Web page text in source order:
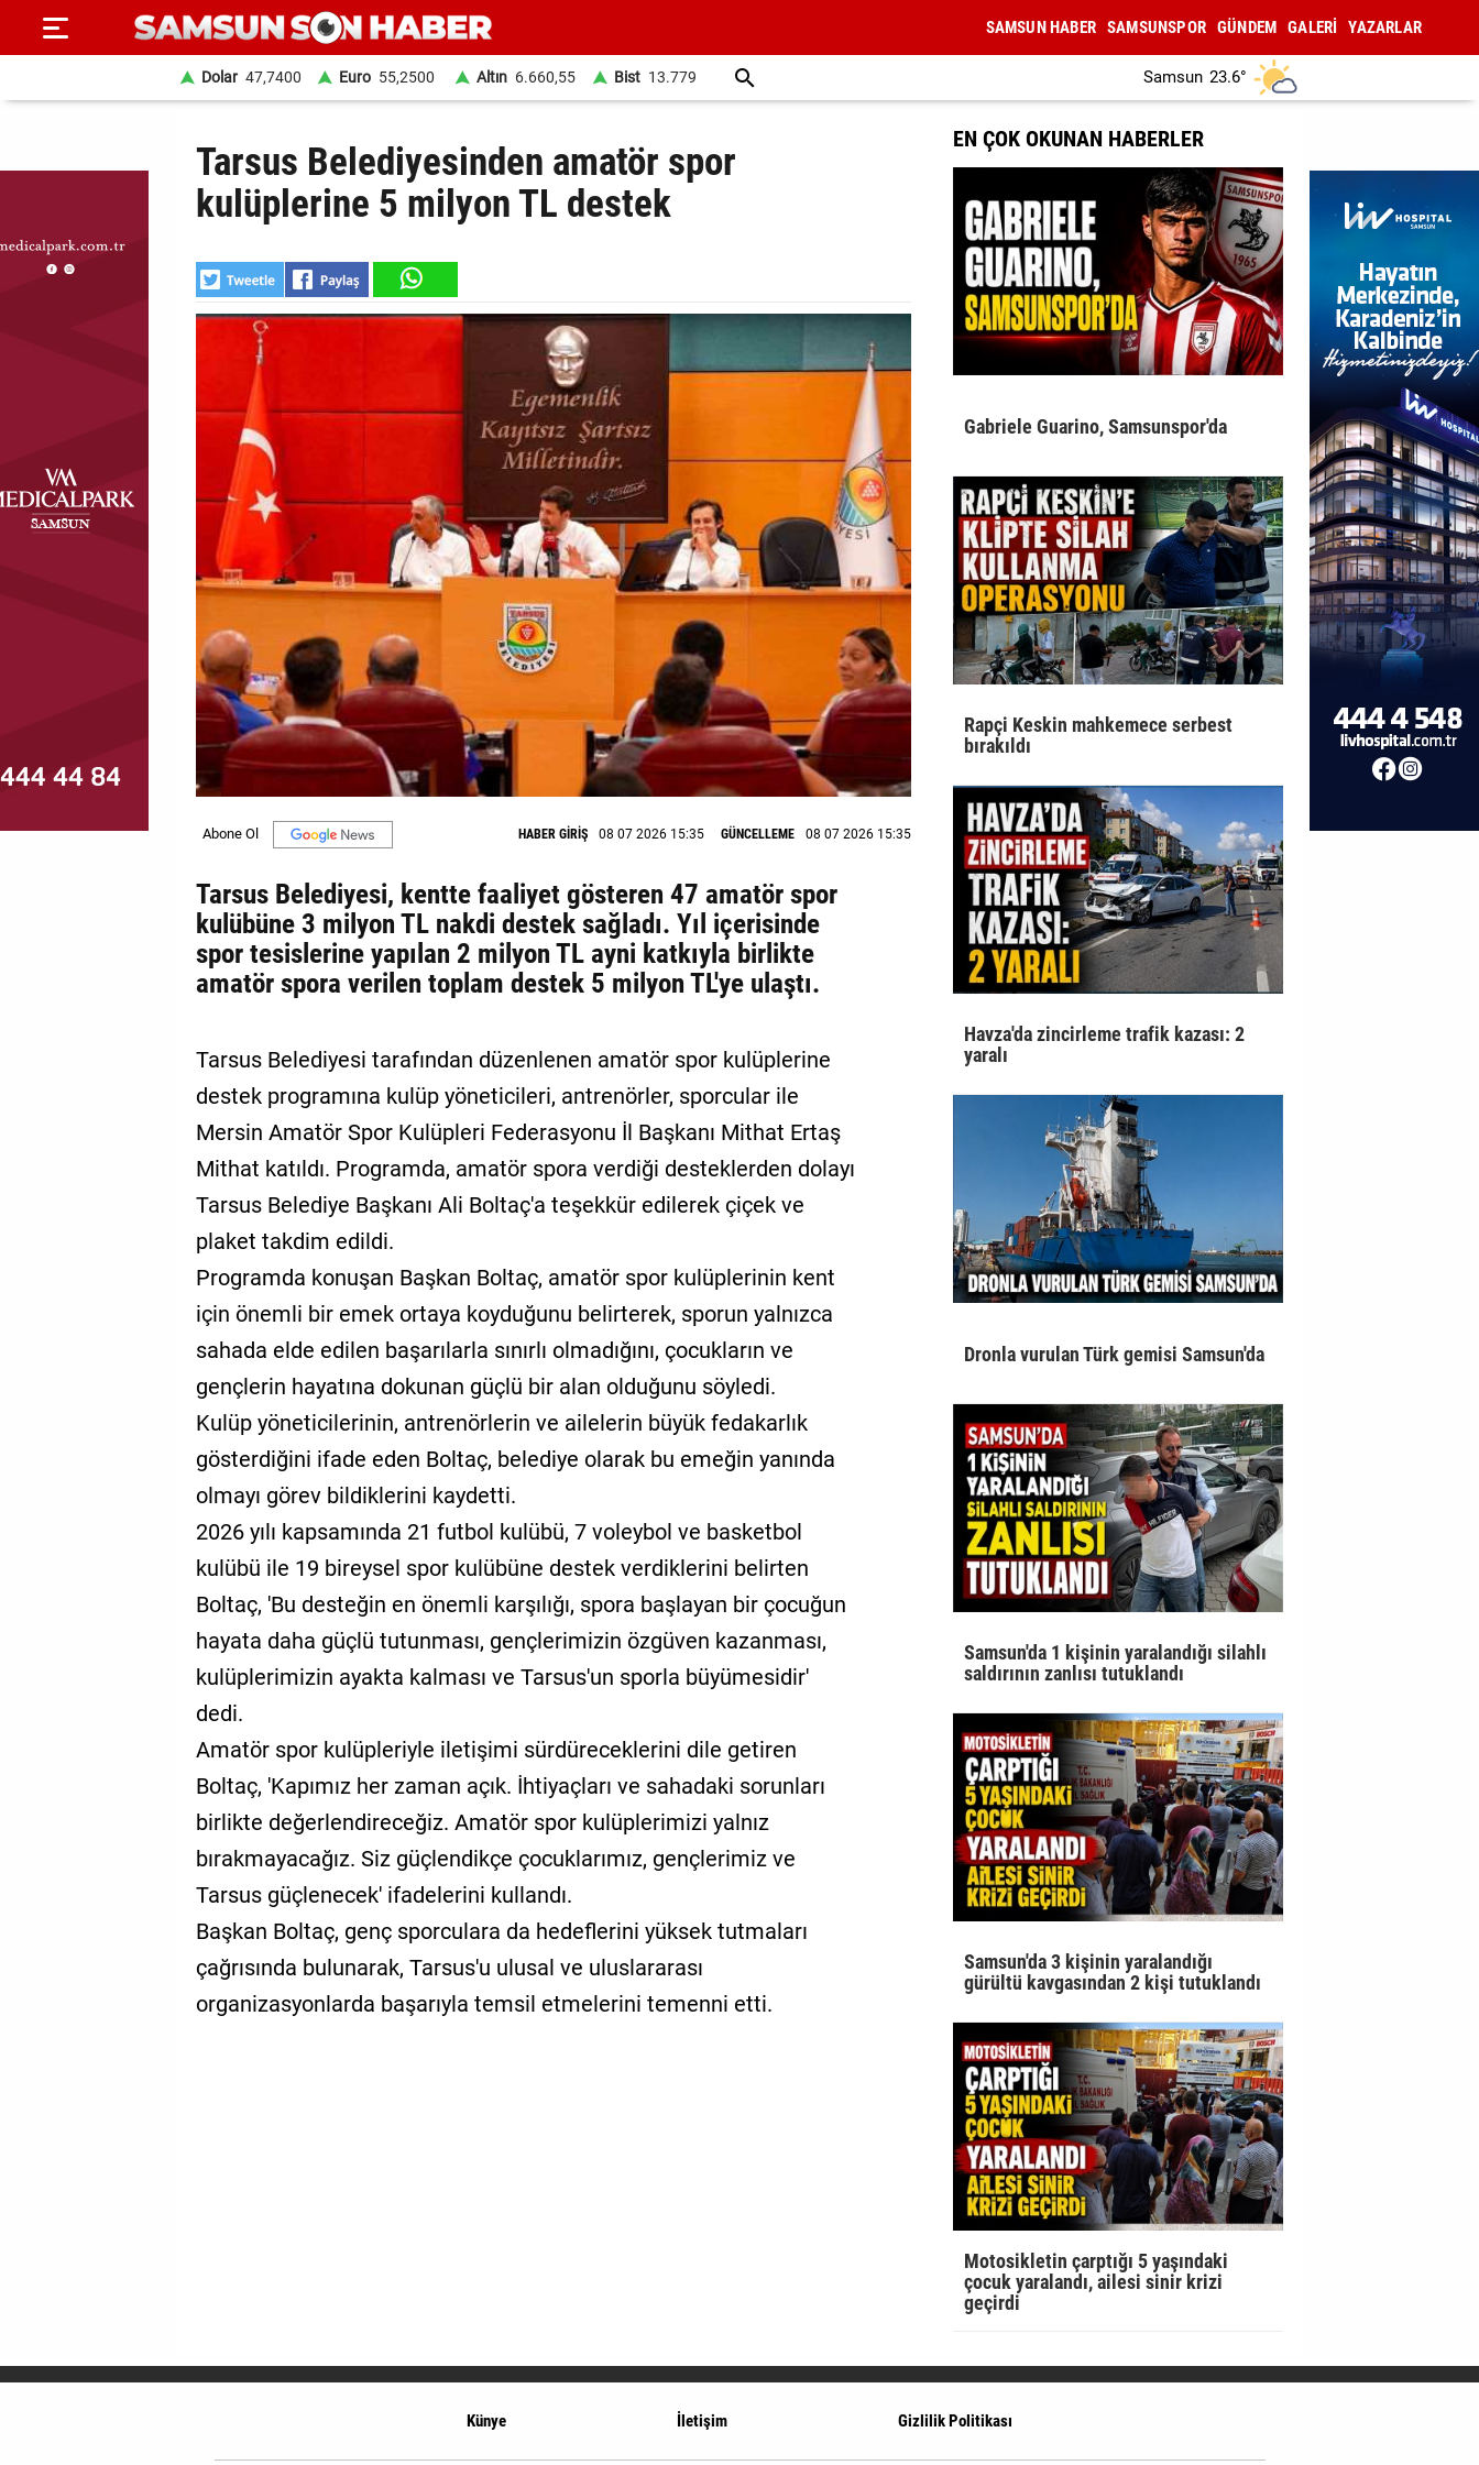
SAYFA
HABER
DÜNYA
MAGAZİN
Künye
İletişim
SAMSUN HABER SAMSUNSPOR GÜNDEM GALERİ YAZARLAR
Dolar 47,7400 Euro 55,2500 Altın 6.660,55 Bist 13.779 Samsun 23.6°
Tarsus Belediyesinden amatör spor
kulüplerine 5 milyon TL destek
HABER GİRİŞ 08 07 2026 15:35 GÜNCELLEME 08 07 2026 15:35
Tarsus Belediyesi, kentte faaliyet gösteren 47 amatör spor
kulübüne 3 milyon TL nakdi destek sağladı. Yıl içerisinde
spor tesislerine yapılan 2 milyon TL ayni katkıyla birlikte
amatör spora verilen toplam destek 5 milyon TL'ye ulaştı.
Tarsus Belediyesi tarafından düzenlenen amatör spor kulüplerine
destek programına kulüp yöneticileri, antrenörler, sporcular ile
Mersin Amatör Spor Kulüpleri Federasyonu İl Başkanı Mithat Ertaş
Mithat katıldı. Programda, amatör spora verdiği desteklerden dolayı
Tarsus Belediye Başkanı Ali Boltaç'a teşekkür edilerek çiçek ve
plaket takdim edildi.
Programda konuşan Başkan Boltaç, amatör spor kulüplerinin kent
için önemli bir emek ortaya koyduğunu belirterek, sporun yalnızca
sahada elde edilen başarılarla sınırlı olmadığını, çocukların ve
gençlerin hayatına dokunan güçlü bir alan olduğunu söyledi.
Kulüp yöneticilerinin, antrenörlerin ve ailelerin büyük fedakarlık
gösterdiğini ifade eden Boltaç, belediye olarak bu emeğin yanında
olmayı görev bildiklerini kaydetti.
2026 yılı kapsamında 21 futbol kulübü, 7 voleybol ve basketbol
kulübü ile 19 bireysel spor kulübüne destek verdiklerini belirten
Boltaç, 'Bu desteğin en önemli karşılığı, spora başlayan bir çocuğun
hayata daha güçlü tutunması, gençlerimizin özgüven kazanması,
kulüplerimizin ayakta kalması ve Tarsus'un sporla büyümesidir'
dedi.
Amatör spor kulüpleriyle iletişimi sürdüreceklerini dile getiren
Boltaç, 'Kapımız her zaman açık. İhtiyaçları ve sahadaki sorunları
birlikte değerlendireceğiz. Amatör spor kulüplerimizi yalnız
bırakmayacağız. Siz güçlendikçe çocuklarımız, gençlerimiz ve
Tarsus güçlenecek' ifadelerini kullandı.
Başkan Boltaç, genç sporculara da hedeflerini yüksek tutmaları
çağrısında bulunarak, Tarsus'u ulusal ve uluslararası
organizasyonlarda başarıyla temsil etmelerini temenni etti.
EN ÇOK OKUNAN HABERLER
Gabriele Guarino, Samsunspor'da
Rapçi Keskin mahkemece serbest
bırakıldı
Havza'da zincirleme trafik kazası: 2
yaralı
Dronla vurulan Türk gemisi Samsun'da
Samsun'da 1 kişinin yaralandığı silahlı
saldırının zanlısı tutuklandı
Samsun'da 3 kişinin yaralandığı
gürültü kavgasından 2 kişi tutuklandı
Motosikletin çarptığı 5 yaşındaki
çocuk yaralandı, ailesi sinir krizi
geçirdi
Künye İletişim Gizlilik Politikası